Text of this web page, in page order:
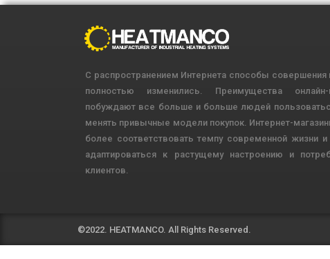
С распространением Интернета способы совершения
полностью изменились. Преимущества онлайн-
побуждают все больше и больше людей
менять привычные модели покупок. Интернет-
более соответствовать темпу современной жизни
адаптироваться к растущему настроению и
клиентов.
©2022. HEATMANCO. All Rights Reserved.